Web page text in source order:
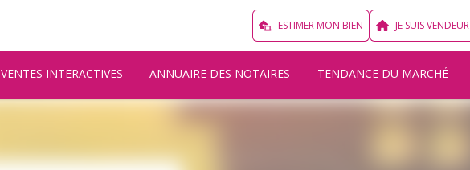
ESTIMER MON BIEN JE SUIS VENDEUR
VENTES INTERACTIVES ANNUAIRE DES NOTAIRES TENDANCE DU MARCHÉ